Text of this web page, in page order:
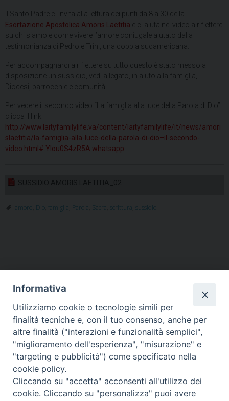
Il Santo Padre ci invita alla lettura dei punti da 8 a 30 della
Esortazione Apostolica Amoris Laetitia e ci aiuta nel video a riflettere
su chi siamo e come vivere l’amore coniugale aiutato dalla
testimonianza di Pedro e Trini, una coppia sudamericana.
Per accompagnarci a riflettere su tutto questo è stato messo a
disposizione un sussidio, vedi allegato, in aiuto alla famiglia,
Diocesi, parrocchie e comunità.
Per vedere il secondo video “La famiglia alla luce della Parola di Dio”
clicca il link:
http://www.laityfamilylife.va/content/laityfamilylife/it/news/amori
slaetitia/la-famiglia-alla-luce-della-parola-di-dio–il-secondo-
video.html#.YIou0S4zR5A.whatsapp
amore Dio famiglia Parola Sacra scrittura sussidio
HOME VESCOVO ORARI MESSE
CURIA VESCOVILE
TUTELA MINORI
UFFICI PASTORALI PERSONE
VITA CONSACRATA
DOCUMENTI
CONTATTI
Copyright © 2018 Diocesi di Foligno /Curia . Piazza Mons. Faloci 3 - 06034
tel. 0742 350473 fax 0742 349021 email: info@diocesidifoligno.it . pec:
diocesidifoligno@pec.it
Informativa
Utilizziamo cookie o tecnologie simili per
finalità tecniche e, con il tuo consenso, anche per
altre finalità ("interazioni e funzionalità semplici",
"miglioramento dell'esperienza", "misurazione" e
"targeting e pubblicità") come specificato nella
cookie policy.
Cliccando su "accetta" acconsenti all'utilizzo dei
cookie. Cliccando su "personalizza" puoi avere